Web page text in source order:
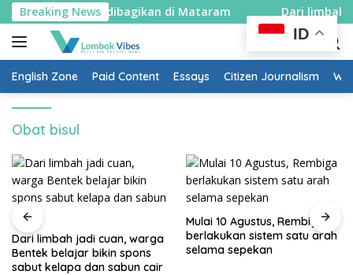
Skip
to
content
Breaking News
merah putih dibagikan di Mataram Dari limbah
English Zone Paid Content Essays Citizen Journalism
Obat bisul
Dari limbah jadi cuan, warga
Bentek belajar bikin spons
sabut kelapa dan sabun cair
Mulai 10 Agustus, Rembiga
berlakukan sistem satu arah
selama sepekan
ID